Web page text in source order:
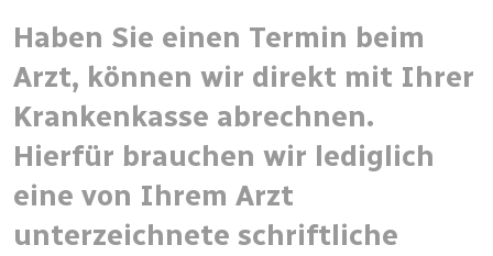
Haben Sie einen Termin beim
Arzt, können wir direkt mit Ihrer
Krankenkasse abrechnen.
Hierfür brauchen wir lediglich
eine von Ihrem Arzt
unterzeichnete schriftliche